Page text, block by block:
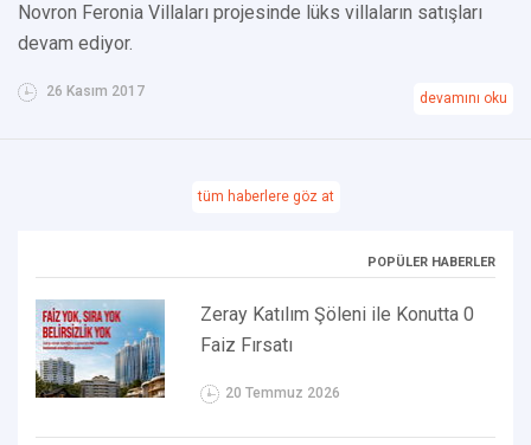
Novron Feronia Villaları projesinde lüks villaların satışları
devam ediyor.
26 Kasım 2017 devamını oku
tüm haberlere göz at
POPÜLER HABERLER
Zeray Katılım Şöleni ile Konutta 0
Faiz Fırsatı
20 Temmuz 2026